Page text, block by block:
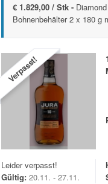
€ 1.829,00 / Stk -
Bohnenbehälter 2 x 180 g
Verpasst!
Leider verpasst!
Gültig: 20.11. - 27.11.